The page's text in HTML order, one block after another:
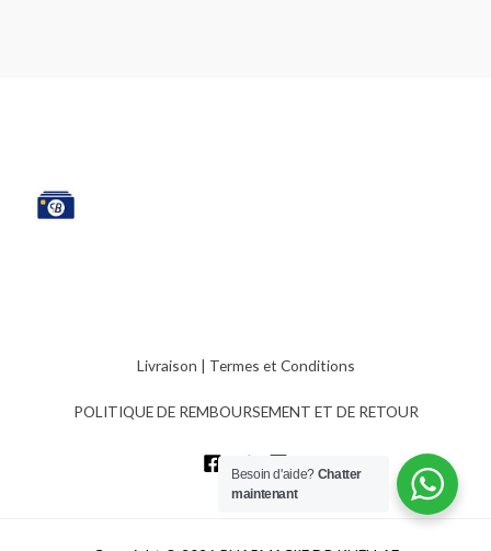
Livraison | Termes et Conditions
POLITIQUE DE REMBOURSEMENT ET DE RETOUR
Besoin d'aide? Chatter
maintenant